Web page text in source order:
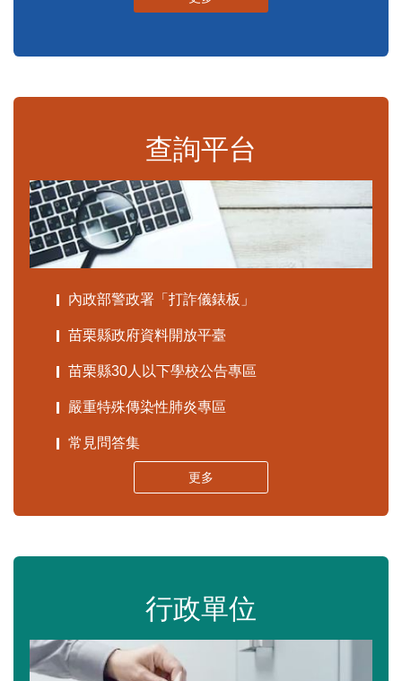
查詢平台
內政部警政署「打詐儀錶板」
苗栗縣政府資料開放平臺
苗栗縣30人以下學校公告專區
嚴重特殊傳染性肺炎專區
常見問答集
更多
行政單位